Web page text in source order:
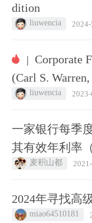
dition
liuwencia 2024-
| Corporate
(Carl S.
liuwencia
一家银行每季
其有效年利率
麦积山都
2024年寻找高
miao64510181